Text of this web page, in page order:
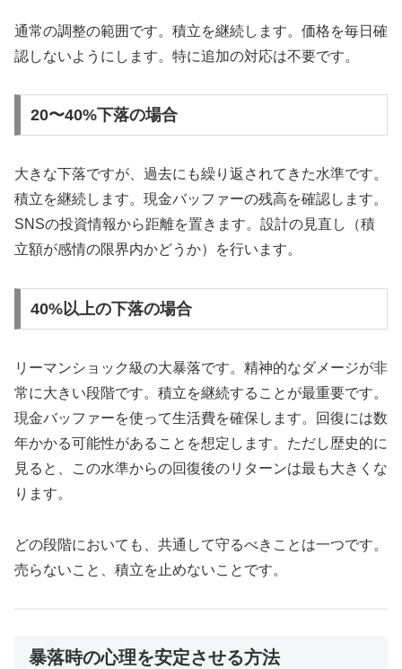
通常の調整の範囲です。積立を継続します。価格を毎日確
認しないようにします。特に追加の対応は不要です。
20〜40%下落の場合
大きな下落ですが、過去にも繰り返されてきた水準です。
積立を継続します。現金バッファーの残高を確認します。
SNSの投資情報から距離を置きます。設計の見直し（積
立額が感情の限界内かどうか）を行います。
40%以上の下落の場合
リーマンショック級の大暴落です。精神的なダメージが非
常に大きい段階です。積立を継続することが最重要です。
現金バッファーを使って生活費を確保します。回復には数
年かかる可能性があることを想定します。ただし歴史的に
見ると、この水準からの回復後のリターンは最も大きくな
ります。
どの段階においても、共通して守るべきことは一つです。
売らないこと、積立を止めないことです。
暴落時の心理を安定させる方法